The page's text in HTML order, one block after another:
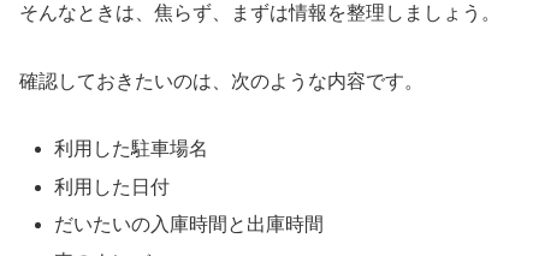
そんなときは、焦らず、まずは情報を整理しましょう。
確認しておきたいのは、次のような内容です。
利用した駐車場名
利用した日付
だいたいの入庫時間と出庫時間